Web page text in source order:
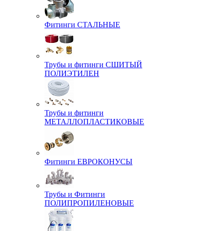
Фитинги СТАЛЬНЫЕ
Трубы и фитинги СШИТЫЙ
ПОЛИЭТИЛЕН
Трубы и фитинги
МЕТАЛЛОПЛАСТИКОВЫЕ
Фитинги ЕВРОКОНУСЫ
Трубы и Фитинги
ПОЛИПРОПИЛЕНОВЫЕ